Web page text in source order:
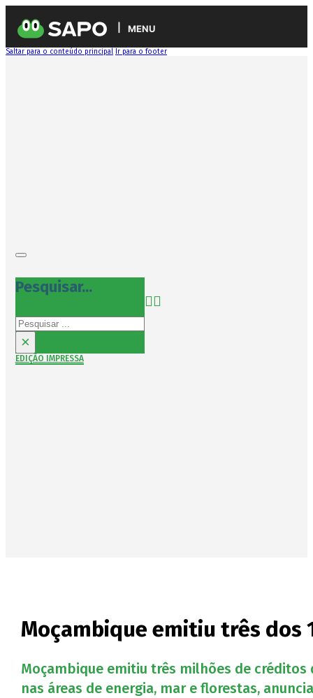
MENU
Saltar para o conteúdo principal Ir para o footer
Pesquisar...
Pesquisar
×
EDIÇÃO IMPRESSA
Moçambique emitiu três dos
Moçambique emitiu três milhões de
nas áreas de energia, mar e florestas,